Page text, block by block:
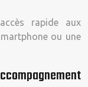
rapide aux
ou une